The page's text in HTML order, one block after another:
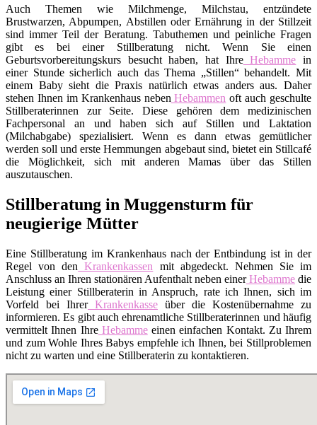
Auch Themen wie Milchmenge, Milchstau, entzündete
Brustwarzen, Abpumpen, Abstillen oder Ernährung in der Stillzeit
sind immer Teil der Beratung. Tabuthemen und peinliche Fragen
gibt es bei einer Stillberatung nicht. Wenn Sie einen
Geburtsvorbereitungskurs besucht haben, hat IhreHebamme in
einer Stunde sicherlich auch das Thema „Stillen“ behandelt. Mit
einem Baby sieht die Praxis natürlich etwas anders aus. Daher
stehen Ihnen im Krankenhaus neben Hebammen oft auch geschulte
Stillberaterinnen zur Seite. Diese gehören dem medizinischen
Fachpersonal an und haben sich auf Stillen und Laktation
(Milchabgabe) spezialisiert. Wenn es dann etwas gemütlicher
werden soll und erste Hemmungen abgebaut sind, bietet ein Stillcafé
die Möglichkeit, sich mit anderen Mamas über das Stillen
auszutauschen.
Stillberatung in Muggensturm für
neugierige Mütter
Eine Stillberatung im Krankenhaus nach der Entbindung ist in der
Regel von den Krankenkassen mit abgedeckt. Nehmen Sie im
Anschluss an Ihren stationären Aufenthalt neben einerHebamme die
Leistung einer Stillberaterin in Anspruch, rate ich Ihnen, sich im
Vorfeld bei IhrerKrankenkasse über die Kostenübernahme zu
informieren. Es gibt auch ehrenamtliche Stillberaterinnen und häufig
vermittelt Ihnen IhreHebammeeinen einfachen Kontakt. Zu Ihrem
und zum Wohle Ihres Babys empfehle ich Ihnen, bei Stillproblemen
nicht zu warten und eine Stillberaterin zu kontaktieren.